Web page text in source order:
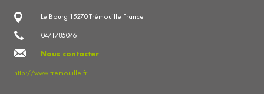
Le Bourg 15270 Trémouille France
0471785076
Nous contacter
http://www.tremouille.fr